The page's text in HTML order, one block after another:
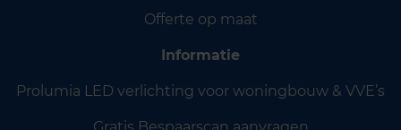
Offerte op maat
Informatie
Prolumia LED verlichting voor woningbouw & VVE’s